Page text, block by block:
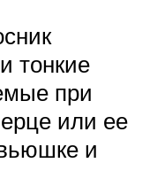
тонкие
при
или ее
и